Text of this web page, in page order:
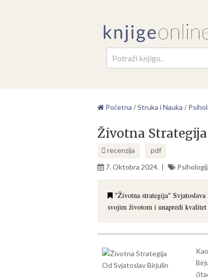
Početna /Struka i Nauka /
Životna
recenzija
pdf
7. Oktobra 2024.
"Životna strategija"
svojim životom i unapredi kvalitet